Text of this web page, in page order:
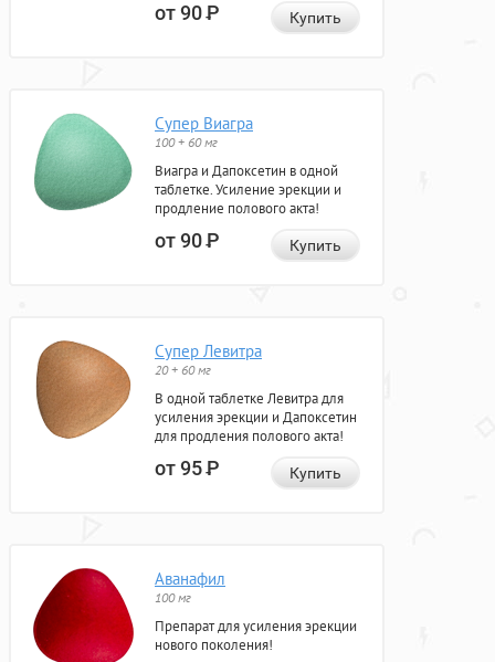
от 90Р Купить
Супер Виагра
100 + 60 мг
Виагра и Дапоксетин в одной
таблетке. Усиление эрекции и
продление полового акта!
от 90Р Купить
Супер Левитра
20 + 60 мг
В одной таблетке Левитра для
усиления эрекции и Дапоксетин
для продления полового акта!
от 95Р Купить
Аванафил
100 мг
Препарат для усиления эрекции
нового поколения!